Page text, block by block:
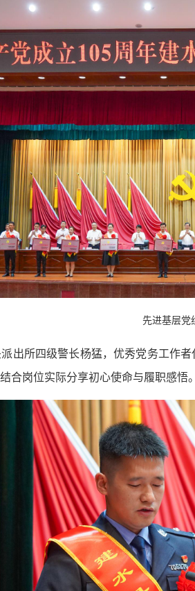
先进基层党
出所四级警长杨猛，优秀党务工作
合岗位实际分享初心使命与履职感悟。